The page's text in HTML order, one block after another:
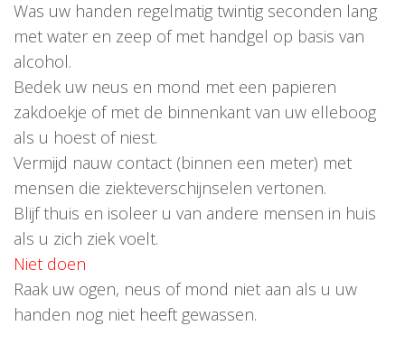
Was uw handen regelmatig twintig seconden lang
met water en zeep of met handgel op basis van
alcohol.
Bedek uw neus en mond met een papieren
zakdoekje of met de binnenkant van uw elleboog
als u hoest of niest.
Vermijd nauw contact (binnen een meter) met
mensen die ziekteverschijnselen vertonen.
Blijf thuis en isoleer u van andere mensen in huis
als u zich ziek voelt.
Niet doen
Raak uw ogen, neus of mond niet aan als u uw
handen nog niet heeft gewassen.